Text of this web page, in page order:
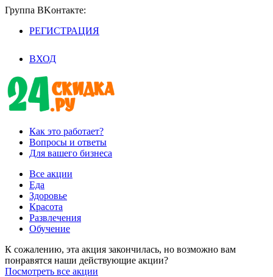
Группа BKoнтaктe:
РЕГИСТРАЦИЯ
ВХОД
Как это работает?
Вопросы и ответы
Для вашего бизнеса
Все акции
Еда
Здоровье
Красота
Развлечения
Обучение
К сожалению, эта акция закончилась, но возможно вам
понравятся наши действующие акции?
Посмотреть все акции